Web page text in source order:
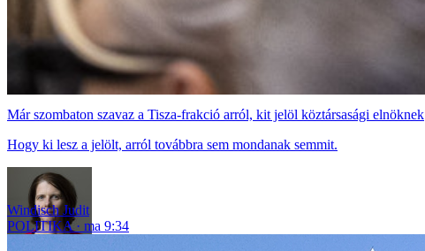
Már szombaton szavaz a Tisza-frakció arról, kit jelöl köztársasági elnöknek
Hogy ki lesz a jelölt, arról továbbra sem mondanak semmit.
Windisch Judit
POLITIKA
ma 9:34